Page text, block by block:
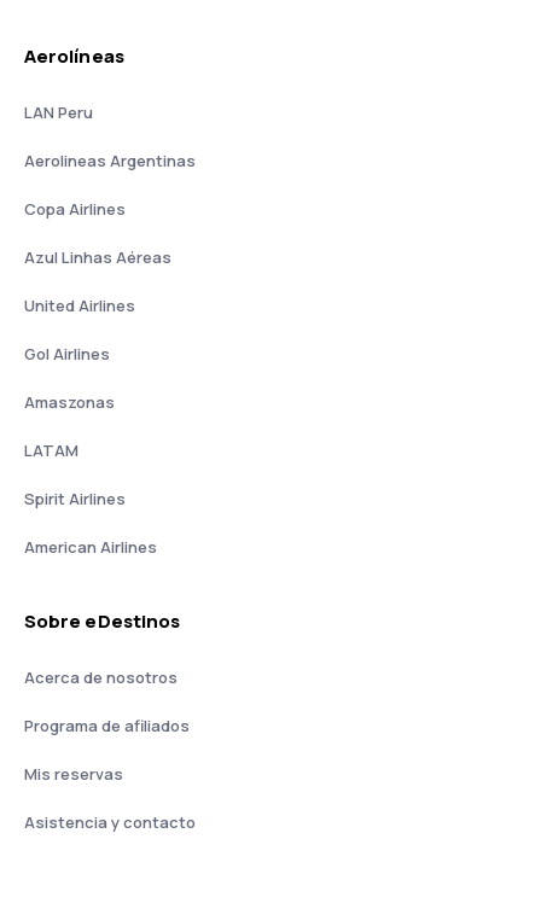
Aerolíneas
LAN Peru
Aerolineas Argentinas
Copa Airlines
Azul Linhas Aéreas
United Airlines
Gol Airlines
Amaszonas
LATAM
Spirit Airlines
American Airlines
Sobre eDestinos
Acerca de nosotros
Programa de afiliados
Mis reservas
Asistencia y contacto